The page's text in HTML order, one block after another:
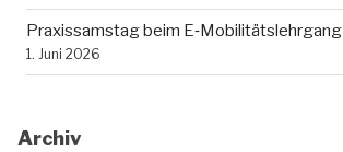
Praxissamstag beim E‑Mobilitätslehrgang
1. Juni 2026
Archiv